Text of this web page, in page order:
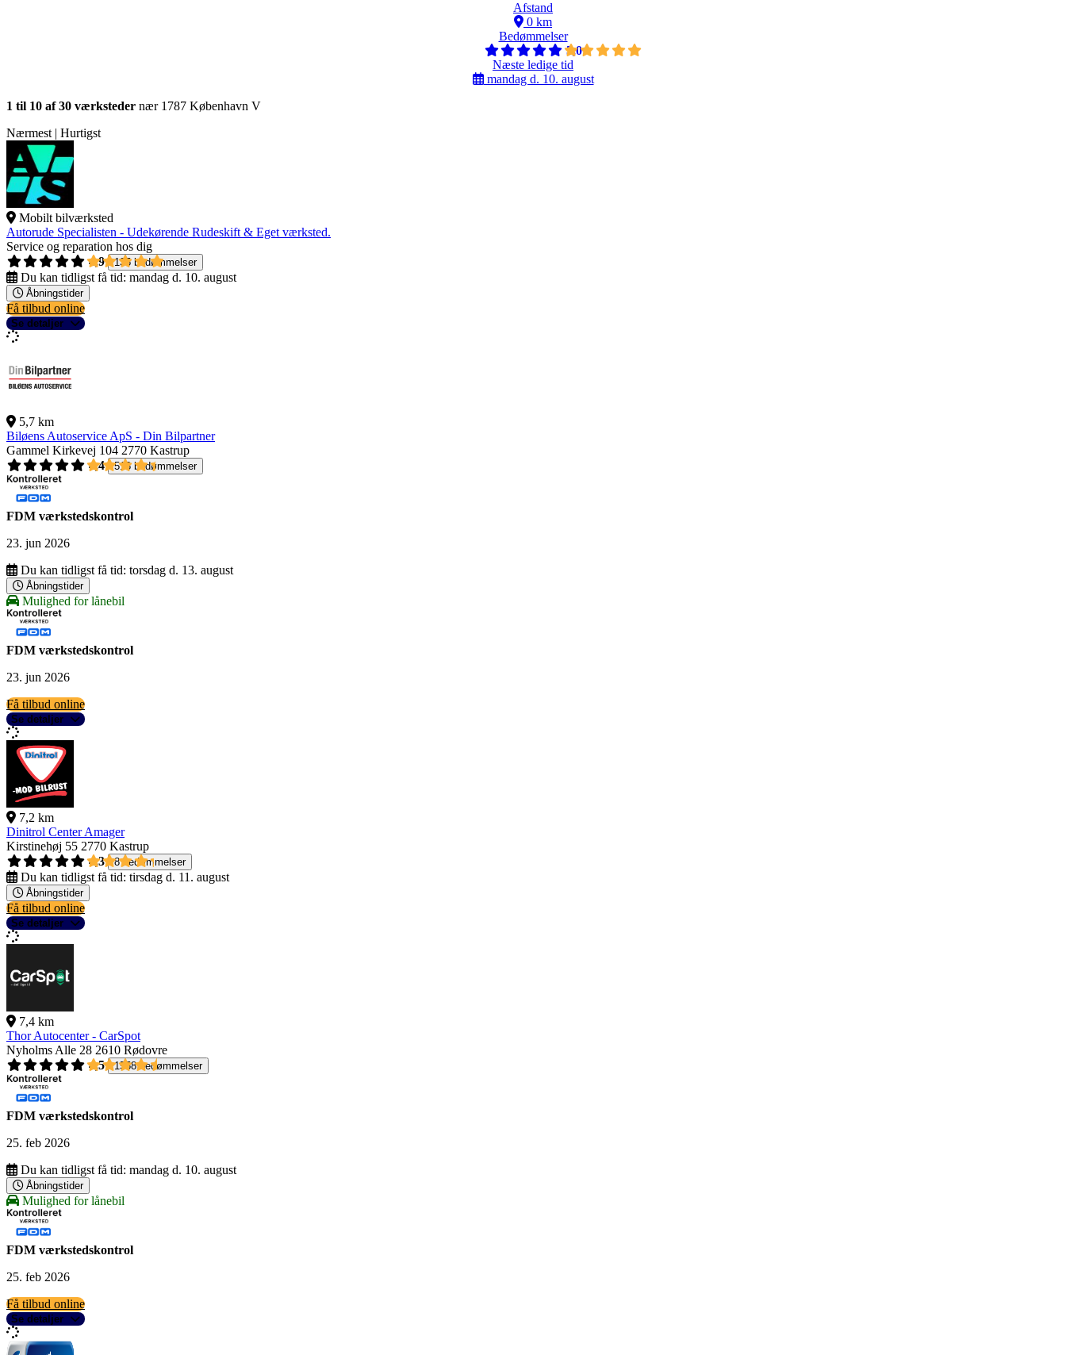
Afstand
0 km
Bedømmelser
5,0
Næste ledige tid
mandag d. 10. august
1 til 10 af 30 værksteder nær 1787 København V
Nærmest | Hurtigst
Mobilt bilværksted
Autorude Specialisten - Udekørende Rudeskift & Eget værksted.
Service og reparation hos dig
4,9
135 bedømmelser
Du kan tidligst få tid: mandag d. 10. august
Åbningstider
Få tilbud online
Se detaljer
5,7 km
Biløens Autoservice ApS - Din Bilpartner
Gammel Kirkevej 104 2770 Kastrup
4,4
518 bedømmelser
FDM værkstedskontrol
23. jun 2026
Du kan tidligst få tid: torsdag d. 13. august
Åbningstider
Mulighed for lånebil
FDM værkstedskontrol
23. jun 2026
Få tilbud online
Se detaljer
7,2 km
Dinitrol Center Amager
Kirstinehøj 55 2770 Kastrup
4,3
8 bedømmelser
Du kan tidligst få tid: tirsdag d. 11. august
Åbningstider
Få tilbud online
Se detaljer
7,4 km
Thor Autocenter - CarSpot
Nyholms Alle 28 2610 Rødovre
4,5
1558 bedømmelser
FDM værkstedskontrol
25. feb 2026
Du kan tidligst få tid: mandag d. 10. august
Åbningstider
Mulighed for lånebil
FDM værkstedskontrol
25. feb 2026
Få tilbud online
Se detaljer